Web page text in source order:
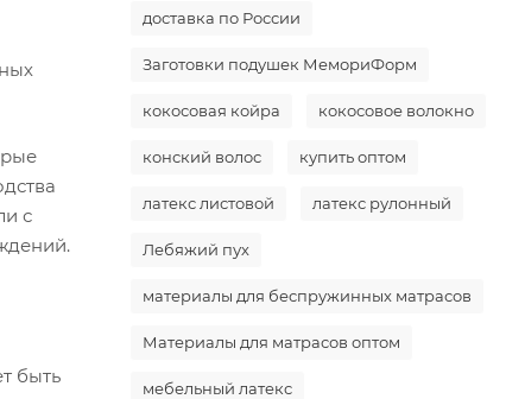
с
быть
доставка по России
Заготовки подушек МемориФорм
кокосовая койра кокосовое волокно
конский волос купить оптом
латекс листовой латекс рулонный
Лебяжий пух
материалы для беспружинных матрасов
Материалы для матрасов оптом
мебельный латекс